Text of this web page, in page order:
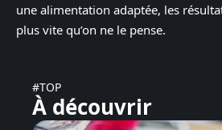
une alimentation adaptée, les
plus vite qu’on ne le pense.
#TOP
À découvrir